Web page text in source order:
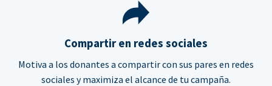
Compartir en redes sociales
Motiva a los donantes a compartir con sus pares en redes
sociales y maximiza el alcance de tu campaña.